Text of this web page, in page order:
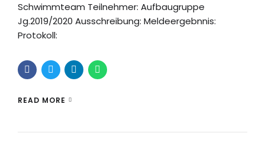
Schwimmteam Teilnehmer: Aufbaugruppe
Jg.2019/2020 Ausschreibung: Meldeergebnnis:
Protokoll:
READ MORE